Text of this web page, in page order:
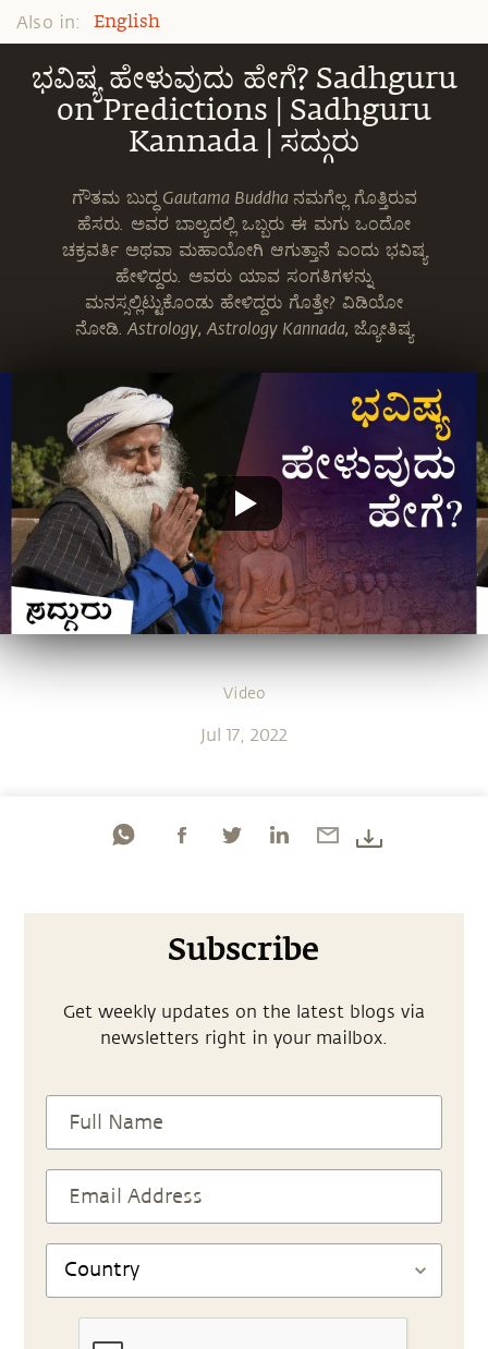
Also in: English
ಭವಿಷ್ಯ ಹೇಳುವುದು ಹೇಗೆ? Sadhguru
on Predictions | Sadhguru
Kannada | ಸದ್ಗುರು
ಗೌತಮ ಬುದ್ಧ Gautama Buddha ನಮಗೆಲ್ಲ ಗೊತ್ತಿರುವ
ಹೆಸರು. ಅವರ ಬಾಲ್ಯದಲ್ಲಿ ಒಬ್ಬರು ಈ ಮಗು ಒಂದೋ
ಚಕ್ರವರ್ತಿ ಅಥವಾ ಮಹಾಯೋಗಿ ಆಗುತ್ತಾನೆ ಎಂದು ಭವಿಷ್ಯ
ಹೇಳಿದ್ದರು. ಅವರು ಯಾವ ಸಂಗತಿಗಳನ್ನು
ಮನಸ್ಸಲ್ಲಿಟ್ಟುಕೊಂಡು ಹೇಳಿದ್ದರು ಗೊತ್ತೇ? ವಿಡಿಯೋ
ನೋಡಿ. Astrology, Astrology Kannada, ಜ್ಯೋತಿಷ್ಯ
Video
Jul 17, 2022
Subscribe
Get weekly updates on the latest blogs via
newsletters right in your mailbox.